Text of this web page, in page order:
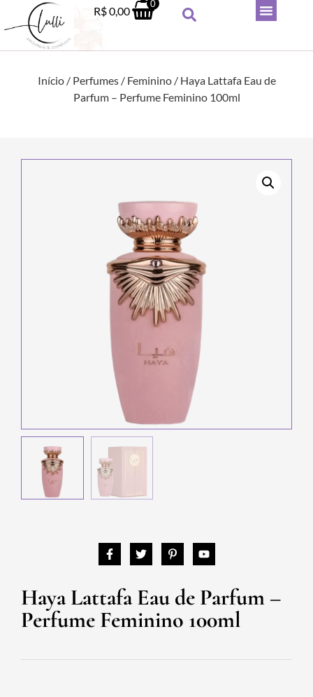
R$0,00
0
Início/ Perfumes/ Feminino/ Haya Lattafa Eau de
Parfum – Perfume Feminino 100ml
Haya Lattafa Eau de Parfum –
Perfume Feminino 100ml
Batom Líquido Niina Secrets
Skinny Matte 5ml
52,90 + ADICIONAR